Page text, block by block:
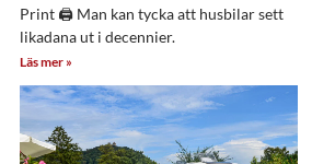
Print 🖨 Man kan tycka att husbilar sett
likadana ut i decennier.
Läs mer »